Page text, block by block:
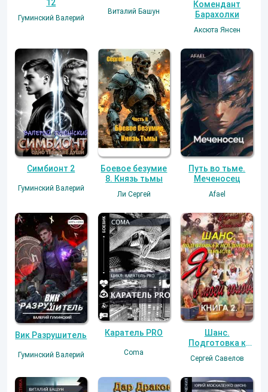
12
Гуминский Валерий
Виталий Башун
Комендант
Барахолки
Аксюта Янсен
Симбионт 2
Гуминский Валерий
Боевое безумие
8. Князь тьмы
Ли Сергей
Путь во тьме.
Меченосец
Afael
Вик Разрушитель
Гуминский Валерий
Каратель PRO
Coma
Шанс.
Подготовка к
исполнению
замысла. Книга
голове 2).
Сергей Савелов